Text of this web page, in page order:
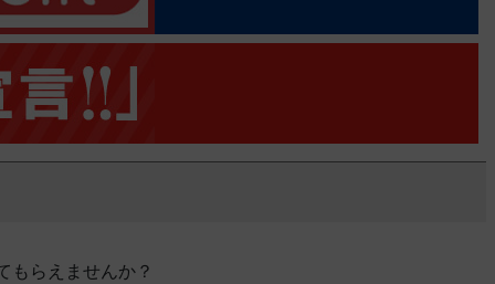
もらえませんか？